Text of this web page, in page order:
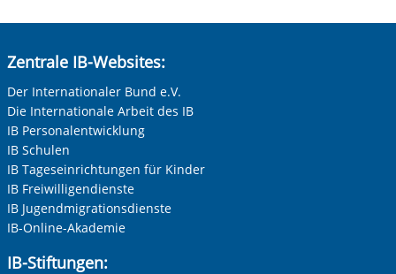
Zentrale IB-Websites:
Der Internationaler Bund e.V.
Die Internationale Arbeit des IB
IB Personalentwicklung
IB Schulen
IB Tageseinrichtungen für Kinder
IB Freiwilligendienste
IB Jugendmigrationsdienste
IB-Online-Akademie
IB-Stiftungen: